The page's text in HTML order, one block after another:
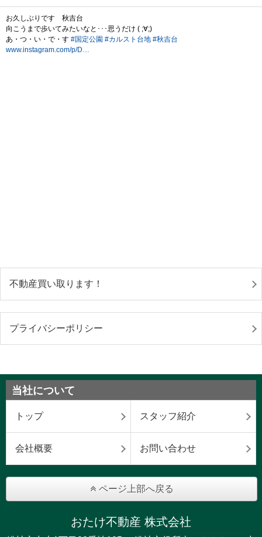
不動産買い取ります！
プライバシーポリシー
当社について
トップ スタッフ紹介
会社概要 お問い合わせ
ページ上部へ戻る
おたけ不動産 株式会社